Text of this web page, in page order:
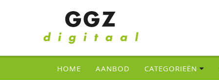
HOME AANBOD CATEGORIEËN